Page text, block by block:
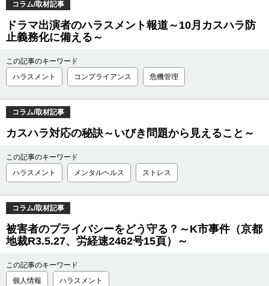
コラム/取材記事
ドラマ出演者のハラスメント報道～10月カスハラ防
止義務化に備える～
この記事のキーワード
ハラスメント
コンプライアンス 危機管理
コラム/取材記事
カスハラ対応の秘訣～いびき問題から見えること～
この記事のキーワード
ハラスメント
メンタルヘルス ストレス
コラム/取材記事
被害者のプライバシーをどう守る？～K市事件（京都
地裁R3.5.27、労経速2462号15頁）～
この記事のキーワード
個人情報
ハラスメント